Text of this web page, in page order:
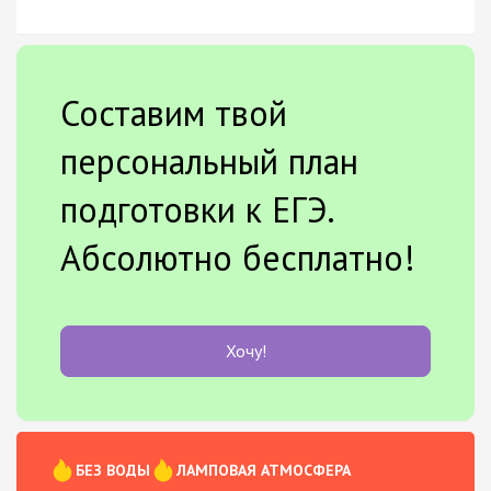
Составим твой
персональный план
подготовки к ЕГЭ.
Абсолютно бесплатно!
Хочу!
БЕЗ ВОДЫ
ЛАМПОВАЯ АТМОСФЕРА